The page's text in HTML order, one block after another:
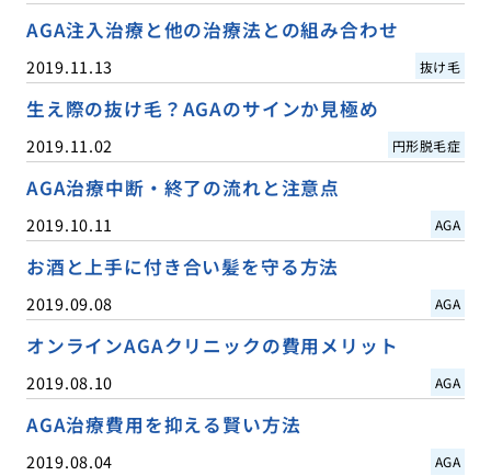
AGA注入治療と他の治療法との組み合わせ
2019.11.13 抜け毛
生え際の抜け毛？AGAのサインか見極め
2019.11.02 円形脱毛症
AGA治療中断・終了の流れと注意点
2019.10.11 AGA
お酒と上手に付き合い髪を守る方法
2019.09.08 AGA
オンラインAGAクリニックの費用メリット
2019.08.10 AGA
AGA治療費用を抑える賢い方法
2019.08.04 AGA